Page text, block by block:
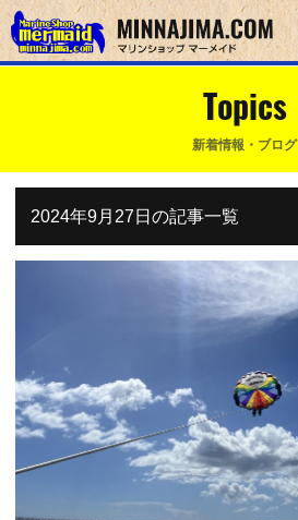
Topics
新着情報・ブログ
2024年9月27日の記事一覧